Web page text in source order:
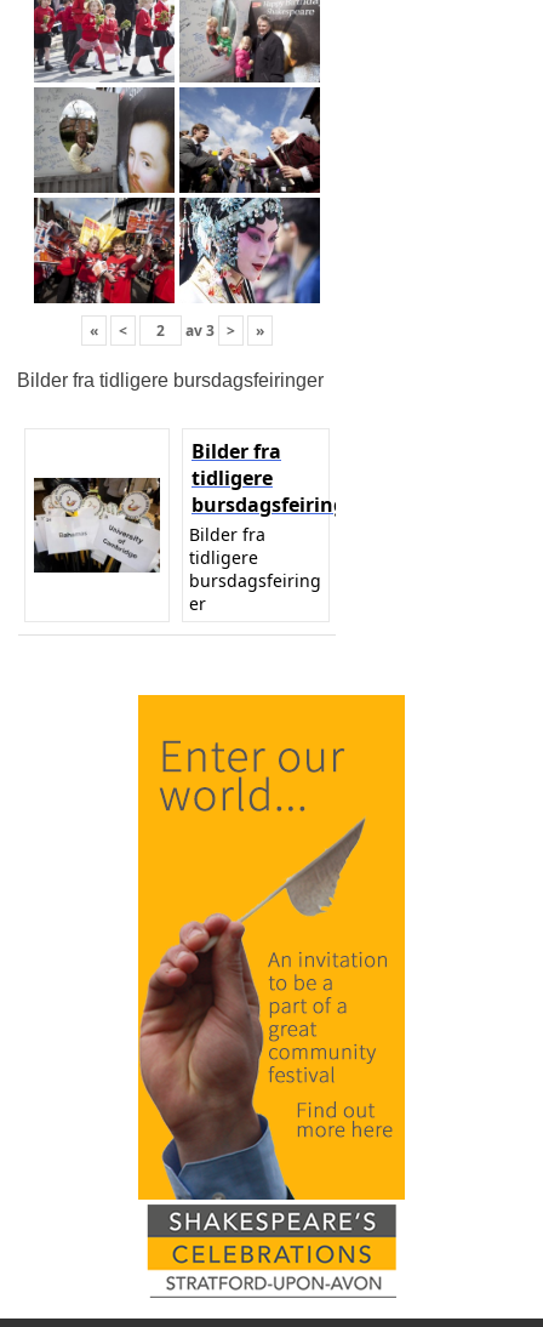
« < av3 > »
Bilder fra tidligere bursdagsfeiringer
Bilder fra
tidligere
bursdagsfeiringer
Bilder fra
tidligere
bursdagsfeiring
er